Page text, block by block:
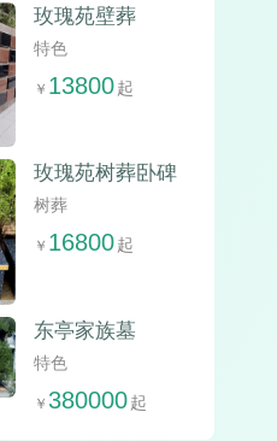
玫瑰苑壁葬
特色
13800
玫瑰苑树葬卧碑
树葬
16800
东亭家族墓
特色
380000